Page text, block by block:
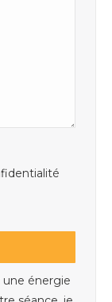
une énergie